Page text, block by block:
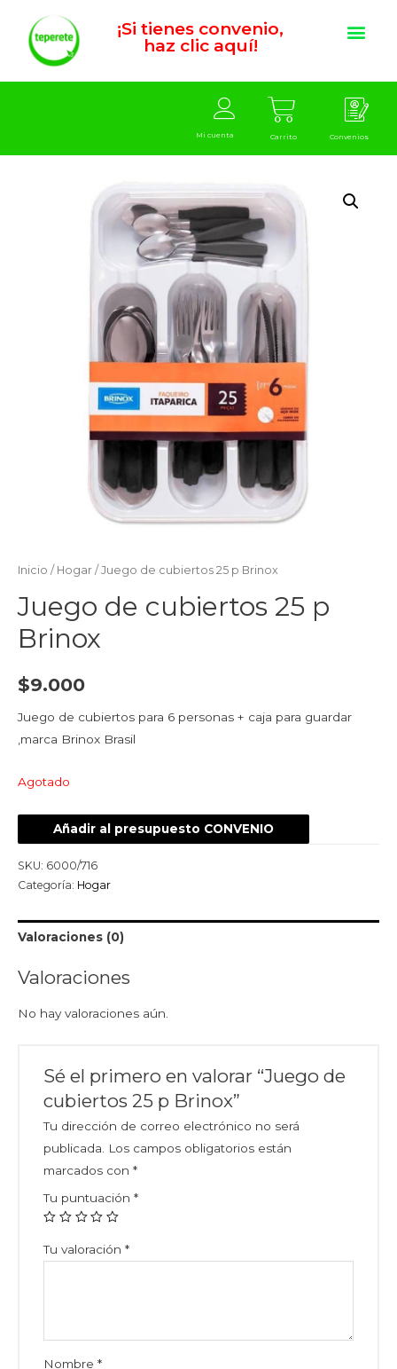
¡Si tienes convenio,
haz clic aquí!
Mi cuenta Carrito Convenios
Inicio / Hogar / Juego de cubiertos 25 p Brinox
Juego de cubiertos 25 p
Brinox
$9.000
Juego de cubiertos para 6 personas + caja para guardar
,marca Brinox Brasil
Agotado
Añadir al presupuesto CONVENIO
SKU: 6000/716
Categoría: Hogar
Valoraciones (0)
Valoraciones
No hay valoraciones aún.
Sé el primero en valorar “Juego de
cubiertos 25 p Brinox”
Tu dirección de correo electrónico no será
publicada.
Los campos obligatorios están
marcados con*
Tu puntuación*
Tu valoración*
Nombre*